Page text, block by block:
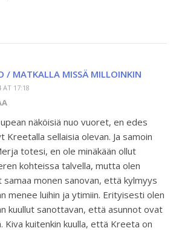
/ MATKALLA MISSÄ MILLOINKIN
AT 17:18
näköisiä nuo vuoret, en edes
Kreetalla sellaisia olevan. Ja samoin
totesi, en ole minäkään ollut
kohteissa talvella, mutta olen
samaa monen sanovan, että kylmyys
menee luihin ja ytimiin. Erityisesti olen
kuullut sanottavan, että asunnot ovat
Kiva kuitenkin kuulla, että Kreeta on